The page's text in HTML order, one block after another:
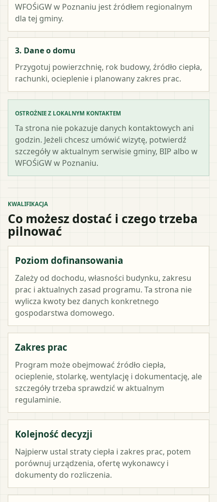
WFOŚiGW w Poznaniu jest źródłem regionalnym
dla tej gminy.
3. Dane o domu
Przygotuj powierzchnię, rok budowy, źródło ciepła,
rachunki, ocieplenie i planowany zakres prac.
OSTROŻNIE Z LOKALNYM KONTAKTEM
Ta strona nie pokazuje danych kontaktowych ani
godzin. Jeżeli chcesz umówić wizytę, potwierdź
szczegóły w aktualnym serwisie gminy, BIP albo w
WFOŚiGW w Poznaniu.
KWALIFIKACJA
Co możesz dostać i czego trzeba
pilnować
Poziom dofinansowania
Zależy od dochodu, własności budynku, zakresu
prac i aktualnych zasad programu. Ta strona nie
wylicza kwoty bez danych konkretnego
gospodarstwa domowego.
Zakres prac
Program może obejmować źródło ciepła,
ocieplenie, stolarkę, wentylację i dokumentację, ale
szczegóły trzeba sprawdzić w aktualnym
regulaminie.
Kolejność decyzji
Najpierw ustal straty ciepła i zakres prac, potem
porównuj urządzenia, ofertę wykonawcy i
dokumenty do rozliczenia.